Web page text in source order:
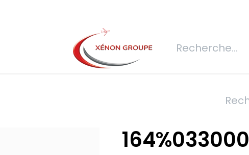
Demande de devis Connexion Réfection
164%033000